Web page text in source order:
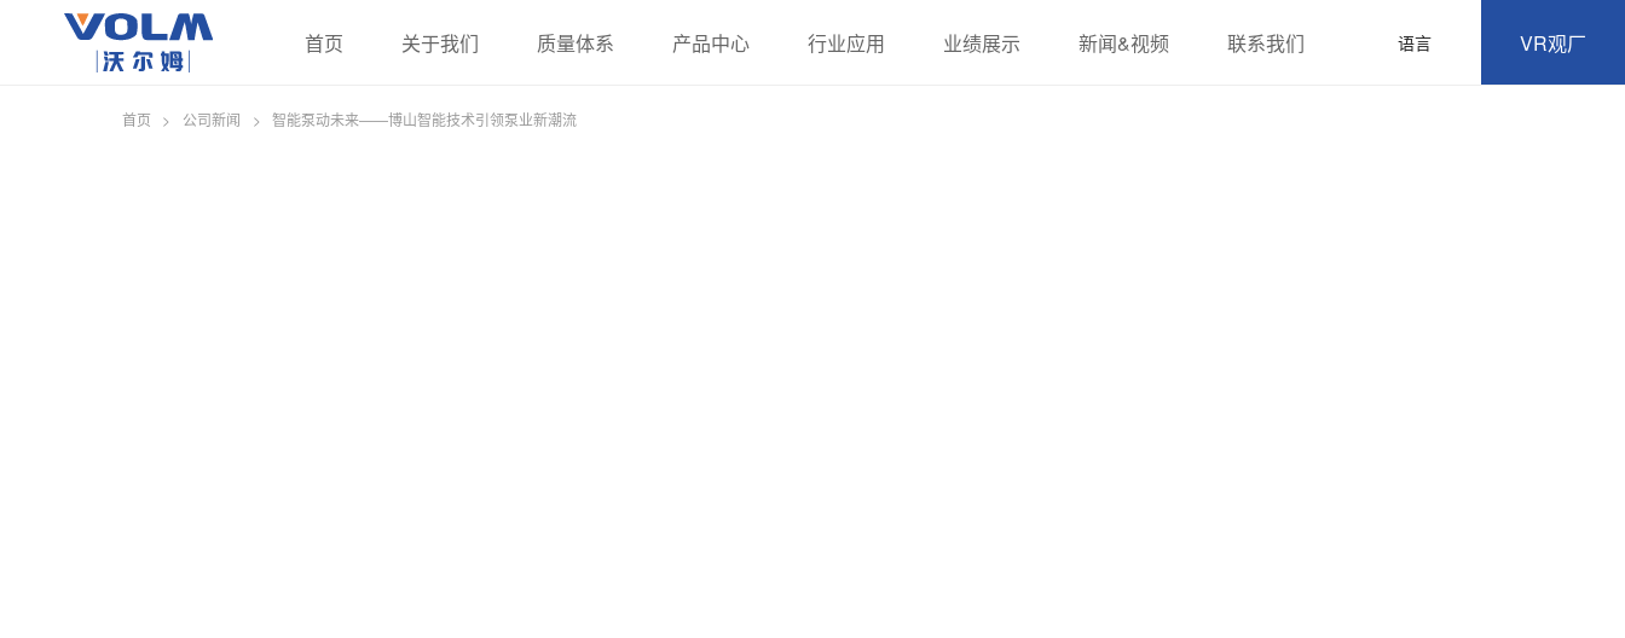
首页 关于我们 质量体系 产品中心 行业应用 业绩展示 新闻&视频 联系我们 语言 VR观厂
首页 > 公司新闻 > 智能泵动未来——博山智能技术引领泵业新潮流